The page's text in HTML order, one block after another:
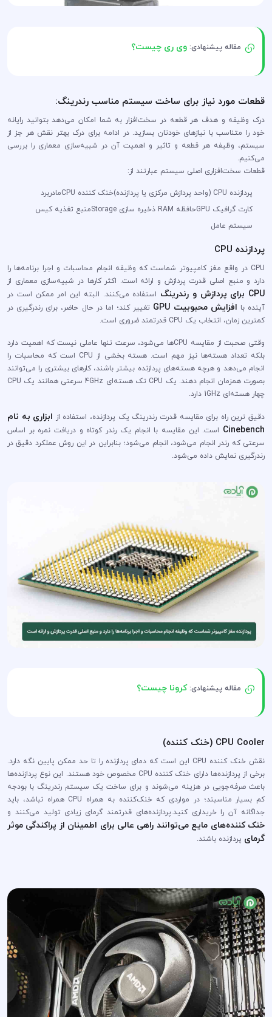
مقاله پیشنهادی:وی ری چیست؟
قطعات مورد نیاز برای ساخت سیستم مناسب رندرینگ:
درک وظیفه و هدف هر قطعه در سخت‌افزار به شما امکان می‌دهد بتوانید رایانه
خود را متناسب با نیازهای خودتان بسازید. در ادامه برای درک بهتر نقش هر جز از
سیستم، وظیفه هر قطعه و تاثیر و اهمیت آن در شبیه‌سازی معماری را بررسی
می‌کنیم.
قطعات سخت‌افزاری اصلی سیستم عبارتند از:
پردازنده CPU (واحد پردازش مرکزی یا پردازنده)
خنک کننده CPU
مادربرد
کارت گرافیک GPU
حافظه RAM ذخیره سازی Storage منبع تغذیهکیس
سیستم عامل
پردازنده CPU
CPU در واقع مغز کامپیوتر شماست که وظیفه انجام محاسبات و اجرا برنامه‌ها را
دارد و منبع اصلی قدرت پردازش و ارائه است. اکثر کارها در شبیه‌سازی معماری از
CPU برای پردازش و رندرینگ
استفاده می‌کنند. البته این امر ممکن است در
آینده با افزایش محبوبیت GPU
تغییر کند؛ اما در حال حاضر، برای رندرگیری در
کمترین زمان، انتخاب یک CPU قدرتمند ضروری است.
وقتی صحبت از مقایسه CPUها می‌شود، سرعت تنها عاملی نیست که اهمیت دارد
بلکه تعداد هسته‌ها نیز مهم است. هسته بخشی از CPU است که محاسبات را
انجام می‌دهد و هرچه هسته‌های پردازنده بیشتر باشند، کارهای بیشتری را می‌توانند
بصورت همزمان انجام دهند. یک CPU تک هسته‌ای 4GHz سرعتی همانند یک CPU
چهار هسته‌ای 1GHz دارد.
دقیق ترین راه برای مقایسه قدرت رندرینگ یک پردازنده، استفاده از ابزاری به نام
Cinebench است. این مقایسه با انجام یک رندر کوتاه و دریافت نمره بر اساس
سرعتی که رندر انجام می‌شود، انجام می‌شود؛ بنابراین در این روش عملکرد دقیق در
رندرگیری نمایش داده می‌شود.
مقاله پیشنهادی:کرونا چیست؟
CPU Cooler (خنک کننده)
نقش خنک کننده CPU این است که دمای پردازنده را تا حد ممکن پایین نگه دارد.
برخی از پردازنده‌ها دارای خنک کننده CPU مخصوص خود هستند. این نوع پردازنده‌ها
باعث صرفه‌جویی در هزینه می‌شوند و برای ساخت یک سیستم رندرینگ با بودجه
کم بسیار مناسبند؛ در مواردی که خنک‌کننده به همراه CPU همراه نباشد، باید
جداگانه آن را خریداری کنید.پردازنده‌های قدرتمند گرمای زیادی تولید می‌کنند و
خنک کننده‌های مایع می‌توانند راهی عالی برای اطمینان از پراکندگی موثر
گرمای پردازنده باشند.